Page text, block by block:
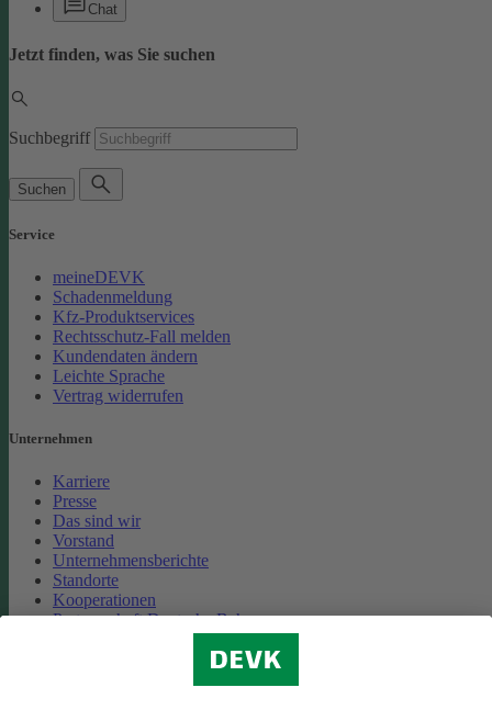
Chat
Jetzt finden, was Sie suchen
Suchbegriff
Suchen
Service
meineDEVK
Schadenmeldung
Kfz-Produktservices
Rechtsschutz-Fall melden
Kundendaten ändern
Leichte Sprache
Vertrag widerrufen
Unternehmen
Karriere
Presse
Das sind wir
Vorstand
Unternehmensberichte
Standorte
Kooperationen
Partnerschaft Deutsche Bahn